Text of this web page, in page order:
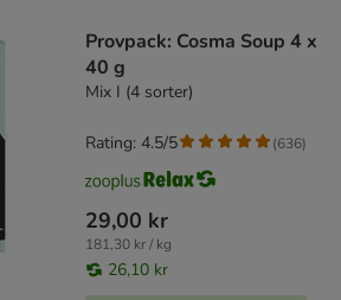
Provpack: Cosma Soup 4 x
40 g
Mix I (4 sorter)
29,00 kr
181,30 kr / kg
26,10 kr
Rating: 4.5/5 (636)